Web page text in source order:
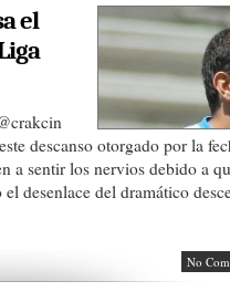
el
descanso otorgado por la
a sentir los nervios debido a
desenlace del dramático
No